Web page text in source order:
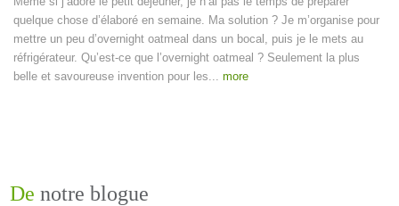
quelque chose d’élaboré en semaine. Ma solution ? Je m’organise pour
mettre un peu d’overnight oatmeal dans un bocal, puis je le mets au
réfrigérateur. Qu’est-ce que l’overnight oatmeal ? Seulement la plus
belle et savoureuse invention pour les...more
De notre blogue